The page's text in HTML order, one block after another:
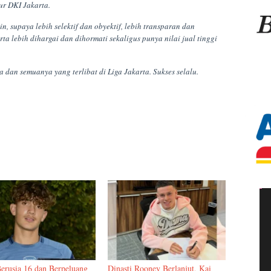
DKI Jakarta.
supaya lebih selektif dan obyektif, lebih transparan dan
lebih dihargai dan dihormati sekaligus punya nilai jual tinggi
semuanya yang terlibat di Liga Jakarta. Sukses selalu.
16 dan Berpeluang Dinasti Rooney Berlanjut, Kai